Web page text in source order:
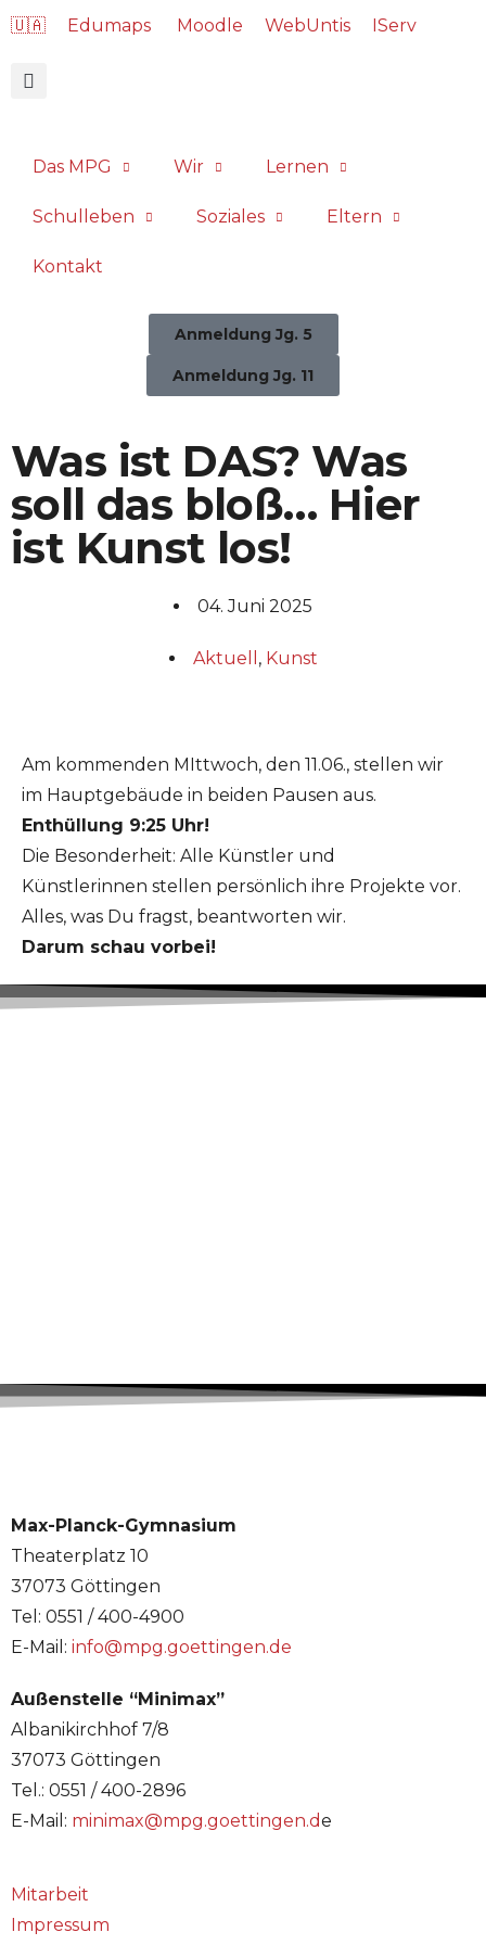
🇺🇦 Edumaps Moodle WebUntis IServ
Das MPG Wir Lernen
Schulleben Soziales Eltern
Kontakt
Anmeldung Jg. 5
Anmeldung Jg. 11
Was ist DAS? Was
soll das bloß… Hier
ist Kunst los!
04. Juni 2025
Aktuell , Kunst
Am kommenden MIttwoch, den 11.06., stellen wir
im Hauptgebäude in beiden Pausen aus.
Enthüllung 9:25 Uhr!
Die Besonderheit: Alle Künstler und
Künstlerinnen stellen persönlich ihre Projekte vor.
Alles, was Du fragst, beantworten wir.
Darum schau vorbei!
Max-Planck-Gymnasium
Theaterplatz 10
37073 Göttingen
Tel: 0551 / 400-4900
E-Mail: info@mpg.goettingen.de
Außenstelle “Minimax”
Albanikirchhof 7/8
37073 Göttingen
Tel.: 0551 / 400-2896
E-Mail: minimax@mpg.goettingen.de
Mitarbeit
Impressum